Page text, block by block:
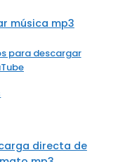
música mp3
para descargar
directa de